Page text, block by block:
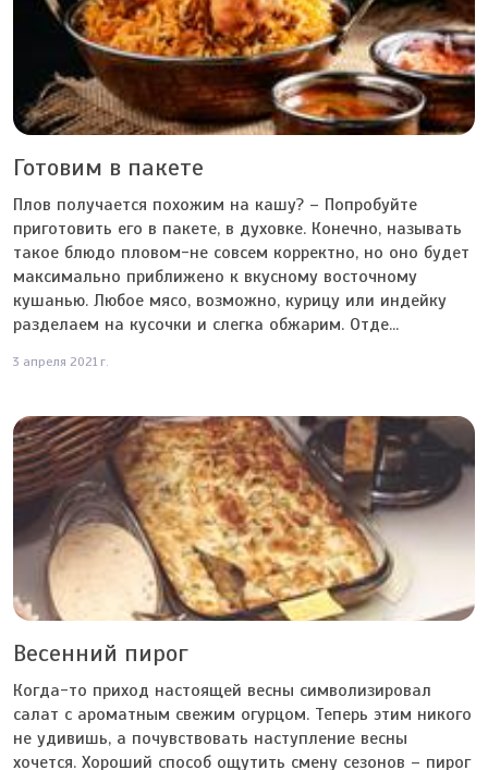
Готовим в пакете
Плов получается похожим на кашу? – Попробуйте
приготовить его в пакете, в духовке. Конечно, называть
такое блюдо пловом-не совсем корректно, но оно будет
максимально приближено к вкусному восточному
кушанью. Любое мясо, возможно, курицу или индейку
разделаем на кусочки и слегка обжарим. Отде...
3 апреля 2021 г.
Весенний пирог
Когда-то приход настоящей весны символизировал
салат с ароматным свежим огурцом. Теперь этим никого
не удивишь, а почувствовать наступление весны
хочется. Хороший способ ощутить смену сезонов – пирог